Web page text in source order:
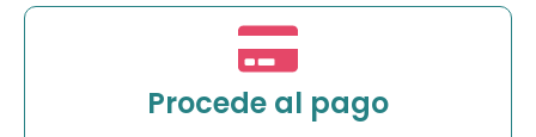
Procede al pago